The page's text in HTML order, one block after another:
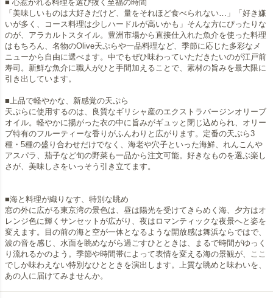
■ 心惹かれる料理を選び抜く至福の時間
「美味しいものは大好きだけど、量をそれほど食べられない…」「好き嫌
いが多く、コース料理は少しハードルが高いかも」そんな方にぴったりな
のが、アラカルトスタイル。豊洲市場から直接仕入れた魚介を使った料理
はもちろん、名物のOlive天ぷらや一品料理など、季節に応じた多彩なメ
ニューから自由に選べます。中でもぜひ味わっていただきたいのが江戸前
寿司。新鮮な魚介に職人がひと手間加えることで、素材の旨みを最大限に
引き出しています。
■上品で軽やかな、新感覚の天ぷら
天ぷらに使用するのは、良質なギリシャ産のエクストラバージンオリーブ
オイル。軽やかに揚がった衣の中に旨みがギュッと閉じ込められ、オリー
ブ特有のフルーティーな香りがふんわりと広がります。定番の天ぷら3
種・5種の盛り合わせだけでなく、海老や穴子といった海鮮、れんこんや
アスパラ、茄子など旬の野菜も一品から注文可能。好きなものを選ぶ楽し
さが、美味しさをいっそう引き立てます。
■海と料理が織りなす、特別な眺め
窓の外に広がる東京湾の景色は、昼は陽光を受けてきらめく海、夕方はオ
レンジ色に輝くサンセットが広がり、夜はロマンティックな夜景へと姿を
変えます。目の前の海と空が一体となるような開放感は舞浜ならではで、
波の音を感じ、水面を眺めながら過ごすひとときは、まるで時間がゆっく
り流れるかのよう。季節や時間帯によって表情を変える海の景観が、ここ
でしか味わえない特別なひとときを演出します。上質な眺めと味わいを、
あの人に届けてみませんか。